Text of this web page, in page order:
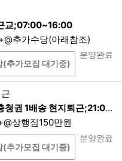
그 법정대리인이 의사표
상태에 있거나 주소불명 등
받을 수 없는 경우로서 정
자의 급박한 생명, 신체, 재
필요한 경우
공소제기 및 유지, 법원의
행을 위해 필요한 경우로
경우 별도 동의를 통해
교;07:00~16:00
추가수당(아래참조)
진행상태
분양완료
(추가모집 대기중)
지퇴근;21:00~06:00 1배송 현지퇴근
상행짐150만원
진행상태
분양완료
(추가모집 대기중)